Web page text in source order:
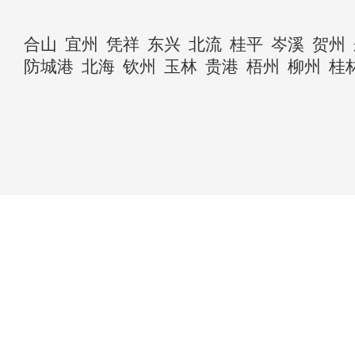
合山 宜州 凭祥 东兴 北流 桂平 岑溪 贺州
防城港 北海 钦州 玉林 贵港 梧州 柳州 桂